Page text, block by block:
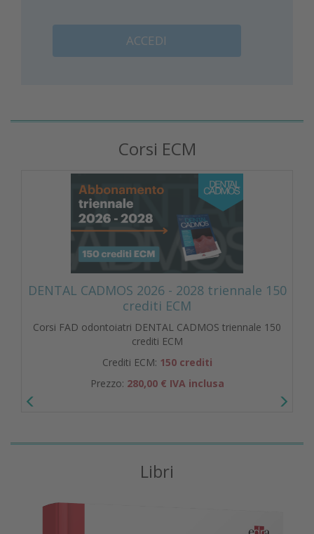
ACCEDI
Corsi ECM
DENTAL CADMOS 2026 - 2028 triennale 150
crediti ECM
Corsi FAD odontoiatri DENTAL CADMOS triennale 150
crediti ECM
Crediti ECM: 150 crediti
Prezzo: 280,00 € IVA inclusa
Libri